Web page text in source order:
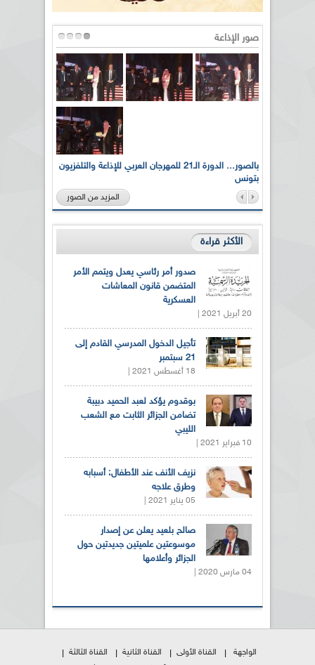
صور الإذاعة
بالصور... الدورة الـ21 للمهرجان العربي للإذاعة والتلفزيون
بتونس
المزيد من الصور
الأكثر قراءة
صدور أمر رئاسي يعدل ويتمم الأمر
المتضمن قانون المعاشات
العسكرية
20 أبريل 2021 |
تأجيل الدخول المدرسي القادم إلى
21 سبتمبر
18 أغسطس 2021 |
بوقدوم يؤكد لعبد الحميد دبيبة
تضامن الجزائر الثابت مع الشعب
الليبي
10 فبراير 2021 |
نزيف الأنف عند الأطفال: أسبابه
وطرق علاجه
05 يناير 2021 |
صالح بلعيد يعلن عن إصدار
موسوعتين علميتين جديدتين حول
الجزائر وأعلامها
04 مارس 2020 |
الواجهة القناة الأولى القناة الثانية
القناة الثالثة